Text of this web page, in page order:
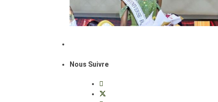
Nous Suivre